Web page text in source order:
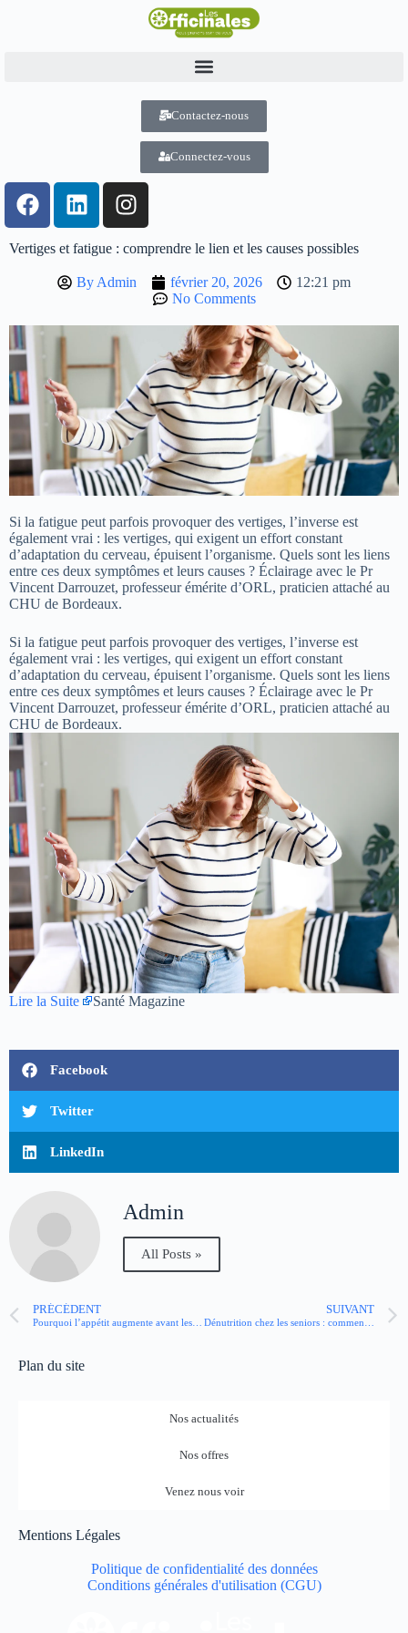
Contactez-nous
Connectez-vous
Vertiges et fatigue : comprendre le lien et les causes possibles
By Admin février 20, 2026
12:21 pm
No Comments
Si la fatigue peut parfois provoquer des vertiges, l’inverse est
également vrai : les vertiges, qui exigent un effort constant
d’adaptation du cerveau, épuisent l’organisme. Quels sont les liens
entre ces deux symptômes et leurs causes ? Éclairage avec le Pr
Vincent Darrouzet, professeur émérite d’ORL, praticien attaché au
CHU de Bordeaux.
Si la fatigue peut parfois provoquer des vertiges, l’inverse est
également vrai : les vertiges, qui exigent un effort constant
d’adaptation du cerveau, épuisent l’organisme. Quels sont les liens
entre ces deux symptômes et leurs causes ? Éclairage avec le Pr
Vincent Darrouzet, professeur émérite d’ORL, praticien attaché au
CHU de Bordeaux.
Lire la Suite Santé Magazine
Facebook
Twitter
LinkedIn
Admin
All Posts »
PRÉCÉDENT SUIVANT
Plan du site
Nos actualités
Nos offres
Venez nous voir
Mentions Légales
Politique de confidentialité des données
Conditions générales d'utilisation (CGU)